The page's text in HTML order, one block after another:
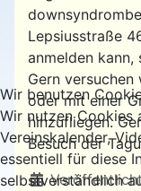
Lepsiusstraße
anmelden
Gern
oder mit einer
hinzufliegen.
Besuch der
Details
Wir benutzen
Wir nutzen Cookies
Vereinskalender,
essentiell für diese
selbstverständlich